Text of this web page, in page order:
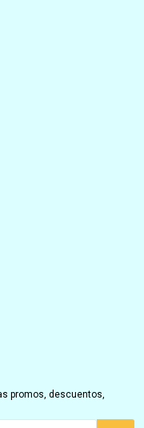
promos, descuentos,